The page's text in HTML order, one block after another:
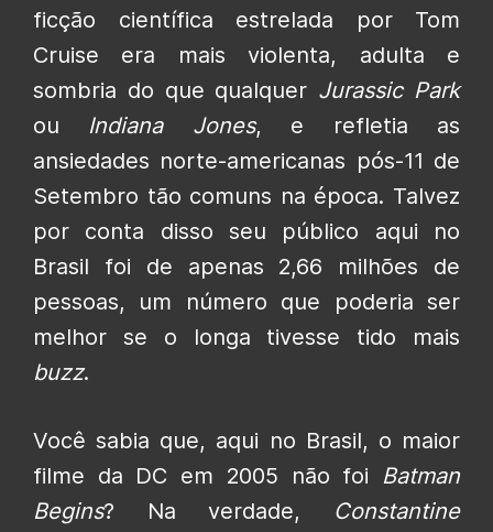
ficção científica estrelada por Tom
Cruise era mais violenta, adulta e
sombria do que qualquer Jurassic Park
ou Indiana Jones, e refletia as
ansiedades norte-americanas pós-11 de
Setembro tão comuns na época. Talvez
por conta disso seu público aqui no
Brasil foi de apenas 2,66 milhões de
pessoas, um número que poderia ser
melhor se o longa tivesse tido mais
buzz.
Você sabia que, aqui no Brasil, o maior
filme da DC em 2005 não foi Batman
Begins? Na verdade, Constantine